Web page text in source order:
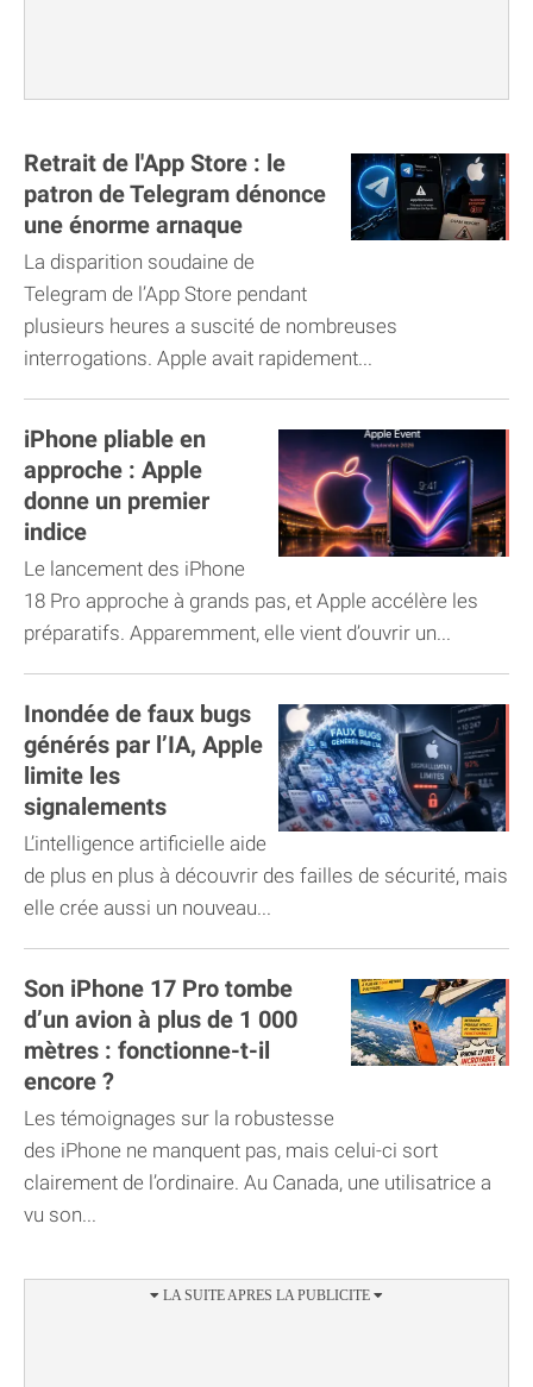
Retrait de l'App Store : le
patron de Telegram dénonce
une énorme arnaque
La disparition soudaine de
Telegram de l’App Store pendant
plusieurs heures a suscité de nombreuses
interrogations. Apple avait rapidement...
iPhone pliable en
approche : Apple
donne un premier
indice
Le lancement des iPhone
18 Pro approche à grands pas, et Apple accélère les
préparatifs. Apparemment, elle vient d’ouvrir un...
Inondée de faux bugs
générés par l’IA, Apple
limite les
signalements
L’intelligence artificielle aide
de plus en plus à découvrir des failles de sécurité, mais
elle crée aussi un nouveau...
Son iPhone 17 Pro tombe
d’un avion à plus de 1 000
mètres : fonctionne-t-il
encore ?
Les témoignages sur la robustesse
des iPhone ne manquent pas, mais celui-ci sort
clairement de l’ordinaire. Au Canada, une utilisatrice a
vu son...